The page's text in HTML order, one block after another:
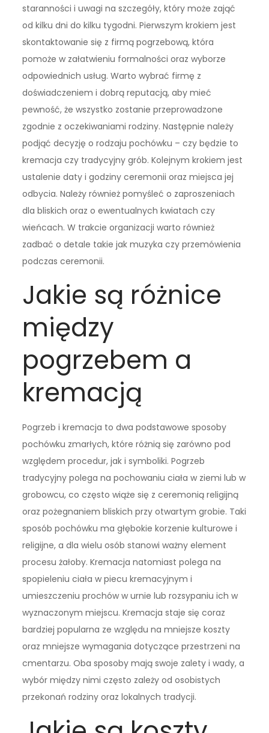
staranności i uwagi na szczegóły, który może zająć
od kilku dni do kilku tygodni. Pierwszym krokiem jest
skontaktowanie się z firmą pogrzebową, która
pomoże w załatwieniu formalności oraz wyborze
odpowiednich usług. Warto wybrać firmę z
doświadczeniem i dobrą reputacją, aby mieć
pewność, że wszystko zostanie przeprowadzone
zgodnie z oczekiwaniami rodziny. Następnie należy
podjąć decyzję o rodzaju pochówku – czy będzie to
kremacja czy tradycyjny grób. Kolejnym krokiem jest
ustalenie daty i godziny ceremonii oraz miejsca jej
odbycia. Należy również pomyśleć o zaproszeniach
dla bliskich oraz o ewentualnych kwiatach czy
wieńcach. W trakcie organizacji warto również
zadbać o detale takie jak muzyka czy przemówienia
podczas ceremonii.
Jakie są różnice
między
pogrzebem a
kremacją
Pogrzeb i kremacja to dwa podstawowe sposoby
pochówku zmarłych, które różnią się zarówno pod
względem procedur, jak i symboliki. Pogrzeb
tradycyjny polega na pochowaniu ciała w ziemi lub w
grobowcu, co często wiąże się z ceremonią religijną
oraz pożegnaniem bliskich przy otwartym grobie. Taki
sposób pochówku ma głębokie korzenie kulturowe i
religijne, a dla wielu osób stanowi ważny element
procesu żałoby. Kremacja natomiast polega na
spopieleniu ciała w piecu kremacyjnym i
umieszczeniu prochów w urnie lub rozsypaniu ich w
wyznaczonym miejscu. Kremacja staje się coraz
bardziej popularna ze względu na mniejsze koszty
oraz mniejsze wymagania dotyczące przestrzeni na
cmentarzu. Oba sposoby mają swoje zalety i wady, a
wybór między nimi często zależy od osobistych
przekonań rodziny oraz lokalnych tradycji.